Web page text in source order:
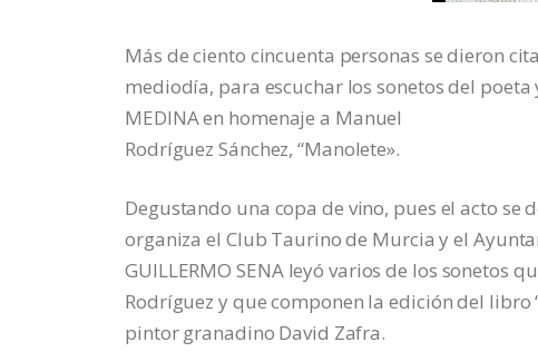
Más de ciento cincuenta personas se dieron
mediodía, para escuchar los sonetos del poeta y
MEDINA en homenaje a Manuel
Rodríguez Sánchez, “Manolete».
Degustando una copa de vino, pues el acto se
organiza el Club Taurino de Murcia y el
GUILLERMO SENA leyó varios de los sonetos
Rodríguez y que componen la edición del
pintor granadino David Zafra.